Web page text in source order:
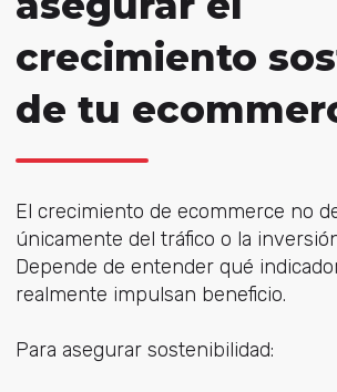
crecimiento
de tu
El crecimiento de ecommerce no
únicamente del tráfico o la
Depende de entender qué
realmente impulsan beneficio.
Para asegurar sostenibilidad: